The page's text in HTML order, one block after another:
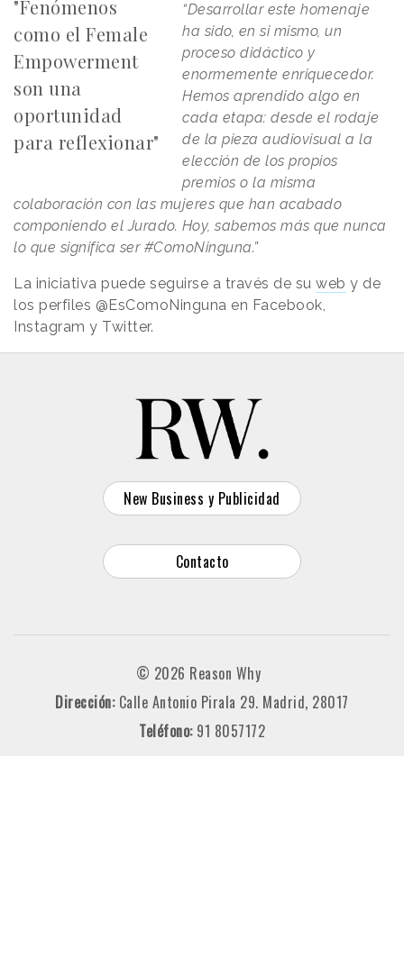
"Fenómenos
como el Female
Empowerment
son una
oportunidad
para reflexionar"
“Desarrollar este homenaje
ha sido, en si mismo, un
proceso didáctico y
enormemente enriquecedor.
Hemos aprendido algo en
cada etapa: desde el rodaje
de la pieza audiovisual a la
elección de los propios
premios o la misma
colaboración con las mujeres que han acabado
componiendo el Jurado. Hoy, sabemos más que nunca
lo que significa ser #ComoNinguna.”
La iniciativa puede seguirse a través de su web y de
los perfiles @EsComoNinguna en Facebook,
Instagram y Twitter.
New Business y Publicidad
Contacto
© 2026 Reason Why
Dirección: Calle Antonio Pirala 29. Madrid, 28017
Teléfono: 91 8057172